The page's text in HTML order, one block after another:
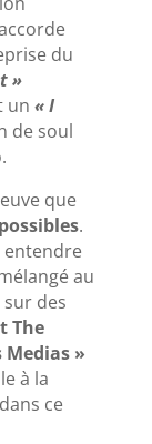
du
»
un « I
de soul
que
.
entendre
au
des
The
Medias »
à la
ce